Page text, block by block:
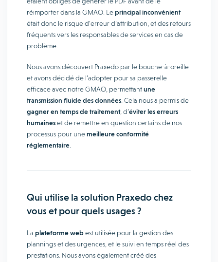
réimporter dans la GMAO. Leprincipal inconvénient
était donc le risque d’erreur d’attribution, et des retours
fréquents vers les responsables de services en cas de
problème.
Nous avons découvert Praxedo par le bouche-à-oreille
et avons décidé de l’adopter pour sa passerelle
efficace avec notre GMAO, permettantune
transmission fluide des données . Cela nous a permis de
gagner en temps de traitement, d’éviter les erreurs
humaineset de remettre en question certains de nos
processus pour unemeilleure conformité
réglementaire
Qui utilise la solution Praxedo chez
vous et pour quels usages ?
La plateforme web est utilisée pour la gestion des
plannings et des urgences, et le suivi en temps réel des
prestations. Nous avons également créé des